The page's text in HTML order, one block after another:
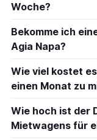
Woche?
Bekomme ich
Agia Napa?
Wie viel kostet
einen Monat zu
Wie hoch ist der
Mietwagens für